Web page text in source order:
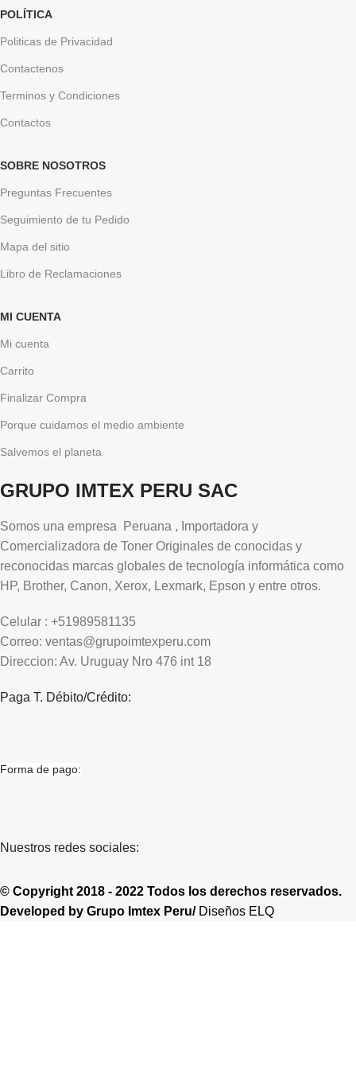
POLÍTICA
Politicas de Privacidad
Contactenos
Terminos y Condiciones
Contactos
SOBRE NOSOTROS
Preguntas Frecuentes
Seguimiento de tu Pedido
Mapa del sitio
Libro de Reclamaciones
MI CUENTA
Mi cuenta
Carrito
Finalizar Compra
Porque cuidamos el medio ambiente
Salvemos el planeta
GRUPO IMTEX PERU SAC
Somos una empresa Peruana , Importadora y
Comercializadora de Toner Originales de conocidas y
reconocidas marcas globales de tecnología informática como
HP, Brother, Canon, Xerox, Lexmark, Epson y entre otros.
Celular : +51989581135
Correo: ventas@grupoimtexperu.com
Direccion: Av. Uruguay Nro 476 int 18
Paga T. Débito/Crédito:
Forma de pago:
Nuestros redes sociales:
© Copyright 2018 - 2022 Todos los derechos reservados.
Developed by Grupo Imtex Peru/ Diseños ELQ